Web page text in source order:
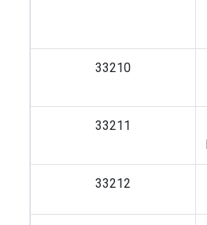
33210
33211
33212